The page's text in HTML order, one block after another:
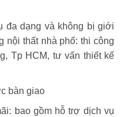
đa dạng và không bị giới
nội thất nhà phố: thi công
Tp HCM, tư vấn thiết kế
bàn giao
bao gồm hỗ trợ dịch vụ